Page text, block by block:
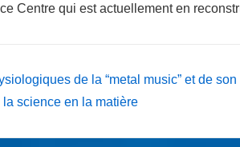
Centre qui est actuellement en
de la “metal music” et de son
la science en la matière